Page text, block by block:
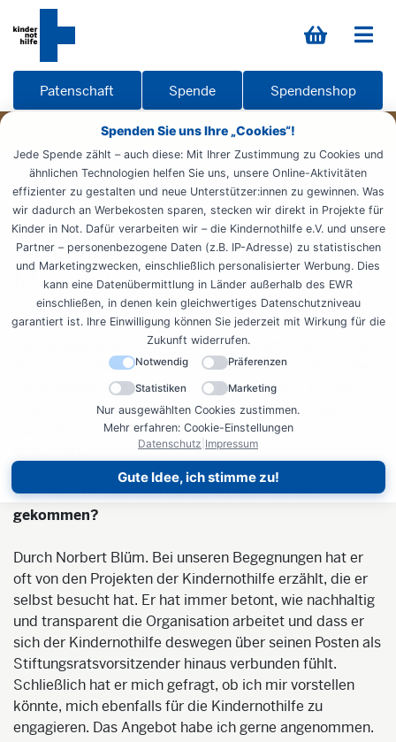
Spenden Sie uns Ihre „Cookies“!
Jede Spende zählt – auch diese: Mit Ihrer Zustimmung zu Cookies und
ähnlichen Technologien helfen Sie uns, unsere Online-Aktivitäten
effizienter zu gestalten und neue Unterstützer:innen zu gewinnen. Was
wir dadurch an Werbekosten sparen, stecken wir direkt in Projekte für
Kinder in Not. Dafür verarbeiten wir – die Kindernothilfe e.V. und unsere
Partner – personenbezogene Daten (z.B. IP-Adresse) zu statistischen
und Marketingzwecken, einschließlich personalisierter Werbung. Dies
kann eine Datenübermittlung in Länder außerhalb des EWR
einschließen, in denen kein gleichwertiges Datenschutzniveau
garantiert ist. Ihre Einwilligung können Sie jederzeit mit Wirkung für die
Zukunft widerrufen.
Notwendig Präferenzen
Statistiken Marketing
Nur ausgewählten Cookies zustimmen.
Mehr erfahren: Cookie-Einstellungen
Datenschutz Impressum
Gute Idee, ich stimme zu!
Patenschaft Spende Spendenshop
Startseite Engagieren Stiften
Stiftung
Gesichter
Jürgen Weerth
"Es muss um die
Menschen gehen"
Jürgen Weerth, deutscher Botschafter a.D. ist kein
bloßer Repräsentant, er ist ein Gestalter und möchte
etwas bewirken. Er bezieht klar Position und handelt
nach seinen Prinzipien. Dazu gehört auch, für die
Schwächsten in einer Gesellschaft einzustehen.
Zukünftig möchte er sich für Kinder in Not
Herr Weerth, wie sind Sie zur Kindernothilfe
gekommen?
Durch Norbert Blüm. Bei unseren Begegnungen hat er
oft von den Projekten der Kindernothilfe erzählt, die er
selbst besucht hat. Er hat immer betont, wie nachhaltig
und transparent die Organisation arbeitet und dass er
sich der Kindernothilfe deswegen über seinen Posten als
Stiftungsratsvorsitzender hinaus verbunden fühlt.
Schließlich hat er mich gefragt, ob ich mir vorstellen
könnte, mich ebenfalls für die Kindernothilfe zu
engagieren. Das Angebot habe ich gerne angenommen.